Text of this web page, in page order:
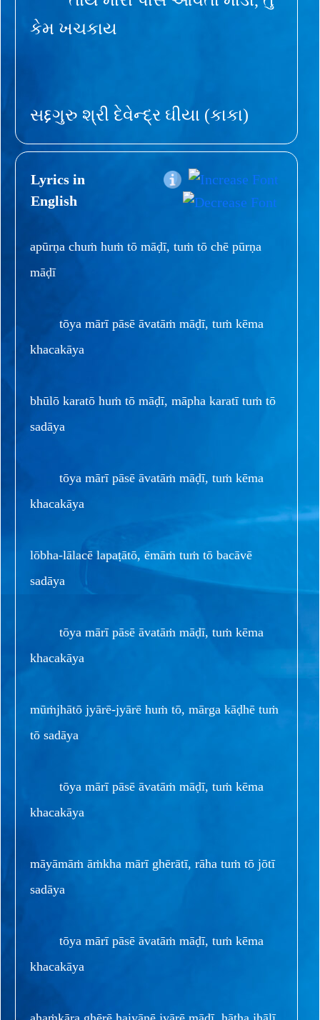
કેમ ખચકાય
સદ્દગુરુ શ્રી દેવેન્દ્ર ઘીયા (કાકા)
Lyrics in
English
apūrṇa chuṁ huṁ tō māḍī, tuṁ tō chē pūrṇa
māḍī
tōya mārī pāsē āvatāṁ māḍī, tuṁ kēma
khacakāya
bhūlō karatō huṁ tō māḍī, māpha karatī tuṁ tō
sadāya
tōya mārī pāsē āvatāṁ māḍī, tuṁ kēma
khacakāya
lōbha-lālacē lapaṭātō, ēmāṁ tuṁ tō bacāvē
sadāya
tōya mārī pāsē āvatāṁ māḍī, tuṁ kēma
khacakāya
mūṁjhātō jyārē-jyārē huṁ tō, mārga kāḍhē tuṁ
tō sadāya
tōya mārī pāsē āvatāṁ māḍī, tuṁ kēma
khacakāya
māyāmāṁ āṁkha mārī ghērātī, rāha tuṁ tō jōtī
sadāya
tōya mārī pāsē āvatāṁ māḍī, tuṁ kēma
khacakāya